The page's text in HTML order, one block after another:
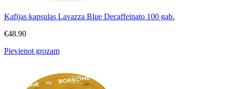
Kafijas kapsulas Lavazza Blue Decaffeinato 100 gab.
€48.90
Pievienot grozam